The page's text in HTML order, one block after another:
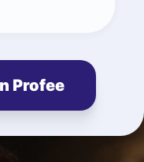
Profee